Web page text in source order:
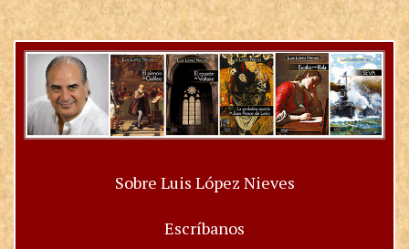
Sobre Luis López Nieves
Escríbanos